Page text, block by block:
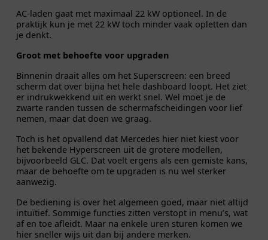
AC-laden gaat met maximaal 22 kW optioneel. In de
praktijk kun je met 22 kW toch minder vaak opletten dan
je denkt.
Groot met behoefte voor upgraden
Binnenin draait alles om het Superscreen: een breed
scherm dat over bijna het hele dashboard loopt. Het ziet
er indrukwekkend uit en werkt snel. Wel moet je de
zwarte randen tussen de schermafscheidingen voor lief
nemen, maar dat doen we graag.
Toch is het opvallend dat Mercedes hier niet kiest voor
het bekende Hyperscreen uit de grotere modellen,
bijvoorbeeld GLC. Dat voelt ergens als een gemiste kans,
maar de behoefte om te upgraden is nu wel sterker
aanwezig.
De bediening is over het algemeen goed, maar niet altijd
intuïtief. Sommige functies zitten verstopt in menu’s, wat
af en toe afleidt. Maar na enkele uren sturen komen we
hier sneller wijs uit dan bij andere merken.